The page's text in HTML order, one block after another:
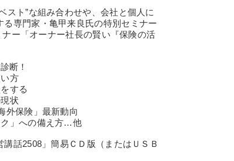
スト”な組み合わせや、会社と個人に
専門家・亀甲来良氏の特別セミナー
ー「オーナー社長の賢い『保険の活
断！
方
する
状
外保険」最新動向
ク」への備え方…他
話2508」簡易ＣＤ版（またはＵＳＢ